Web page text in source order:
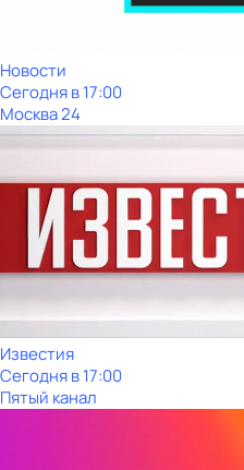
Новости
Сегодня в 17:00
Москва 24
Известия
Сегодня в 17:00
Пятый канал